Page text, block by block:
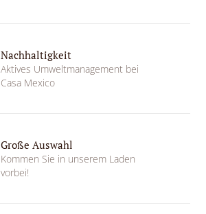
Nachhaltigkeit
Aktives Umweltmanagement bei
Casa Mexico
Große Auswahl
Kommen Sie in unserem Laden
vorbei!